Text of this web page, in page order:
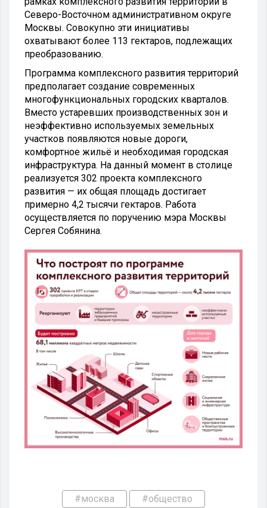
Северо-Восточном административном округе
Москвы. Совокупно эти инициативы
охватывают более 113 гектаров, подлежащих
преобразованию.
Программа комплексного развития территорий
предполагает создание современных
многофункциональных городских кварталов.
Вместо устаревших производственных зон и
неэффективно используемых земельных
участков появляются новые дороги,
комфортное жильё и необходимая городская
инфраструктура. На данный момент в столице
реализуется 302 проекта комплексного
развития — их общая площадь достигает
примерно 4,2 тысячи гектаров. Работа
осуществляется по поручению мэра Москвы
Сергея Собянина.
#москва #общество